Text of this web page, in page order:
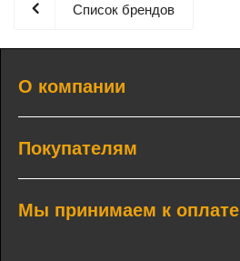
Список брендов
О компании
Покупателям
Мы принимаем к оплате